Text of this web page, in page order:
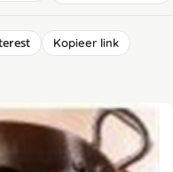
Kopieer link